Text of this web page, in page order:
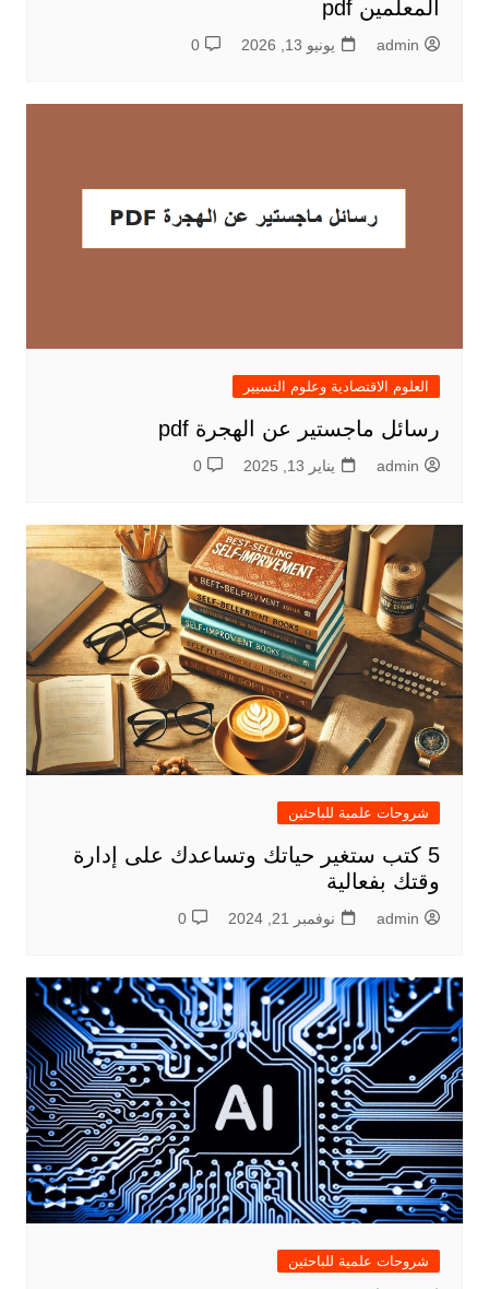
المعلمين pdf
admin يونيو 13, 2026 0
العلوم الاقتصادية وعلوم التسيير
رسائل ماجستير عن الهجرة pdf
admin يناير 13, 2025 0
شروحات علمية للباحثين
5 كتب ستغير حياتك وتساعدك على إدارة
وقتك بفعالية
admin نوفمبر 21, 2024 0
شروحات علمية للباحثين